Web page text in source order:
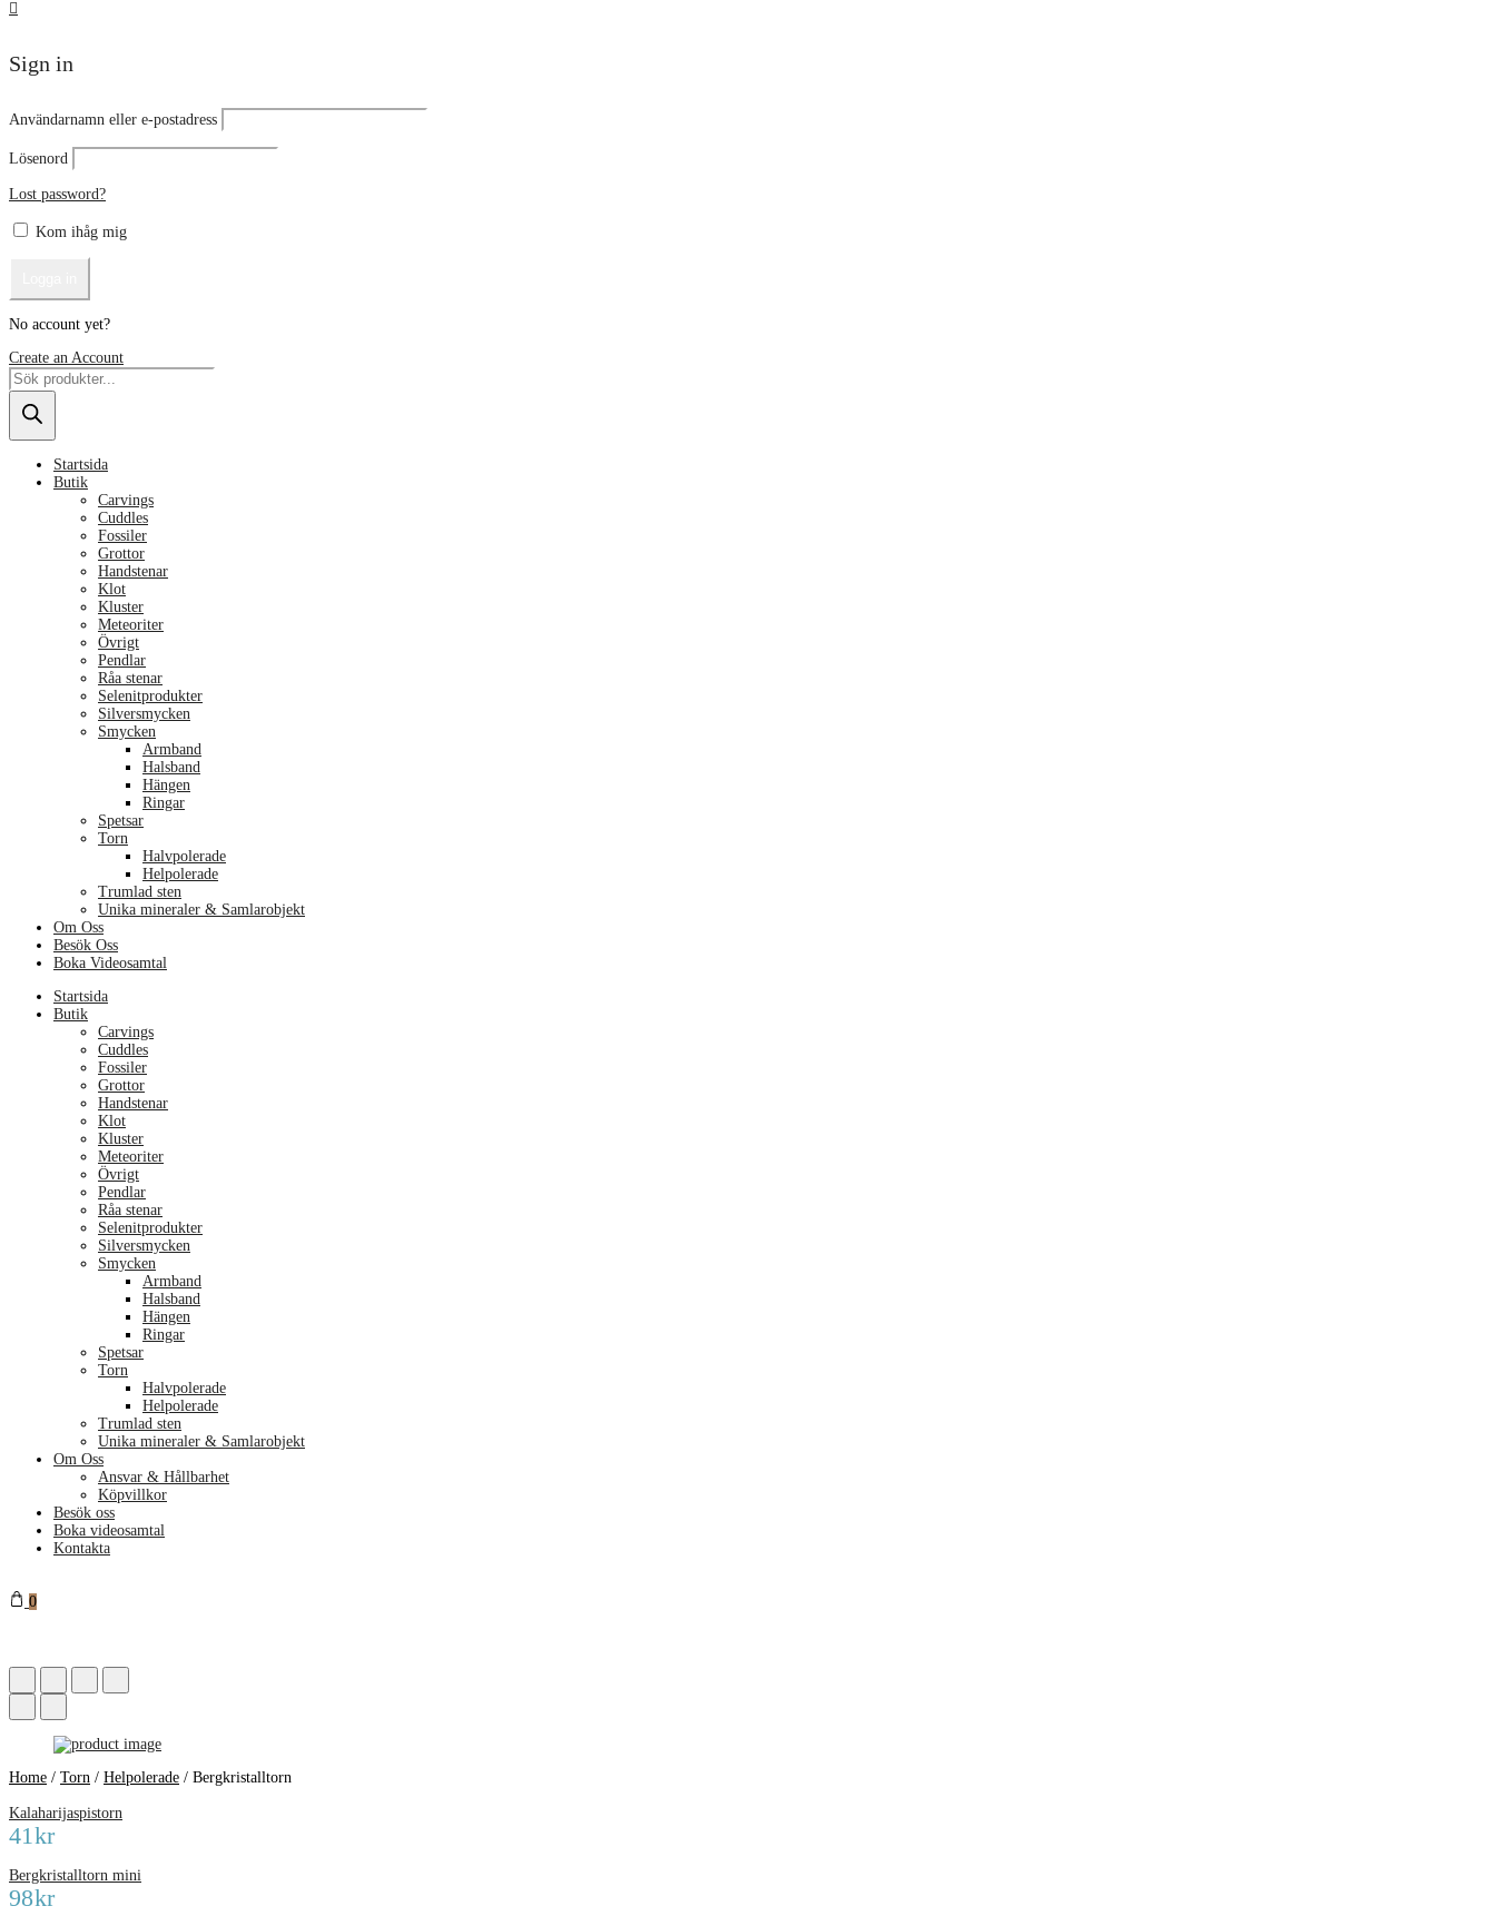
Sign in
Användarnamn eller e-postadress
Lösenord
Lost password?
Kom ihåg mig
No account yet?
Create an Account
Products
search
Startsida
Butik
Carvings
Cuddles
Fossiler
Grottor
Handstenar
Klot
Kluster
Meteoriter
Övrigt
Pendlar
Råa stenar
Selenitprodukter
Silversmycken
Smycken
Armband
Halsband
Hängen
Ringar
Spetsar
Torn
Halvpolerade
Helpolerade
Trumlad sten
Unika mineraler & Samlarobjekt
Om Oss
Besök Oss
Boka Videosamtal
Menu
Startsida
Butik
Carvings
Cuddles
Fossiler
Grottor
Handstenar
Klot
Kluster
Meteoriter
Övrigt
Pendlar
Råa stenar
Selenitprodukter
Silversmycken
Smycken
Armband
Halsband
Hängen
Ringar
Spetsar
Torn
Halvpolerade
Helpolerade
Trumlad sten
Unika mineraler & Samlarobjekt
Om Oss
Ansvar & Hållbarhet
Köpvillkor
Besök oss
Boka videosamtal
Kontakta
0
Home / Torn / Helpolerade / Bergkristalltorn
Kalaharijaspistorn
41kr
Bergkristalltorn mini
98kr